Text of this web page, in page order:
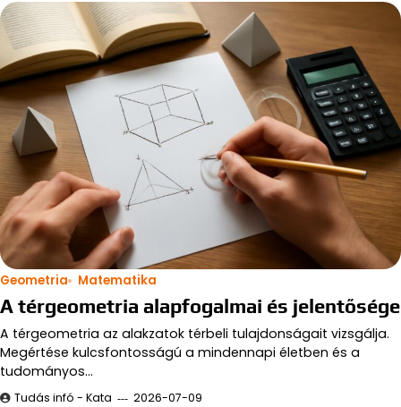
Geometria Matematika
A térgeometria alapfogalmai és jelentősége
A térgeometria az alakzatok térbeli tulajdonságait vizsgálja.
Megértése kulcsfontosságú a mindennapi életben és a
tudományos…
Tudás infó - Kata 2026-07-09